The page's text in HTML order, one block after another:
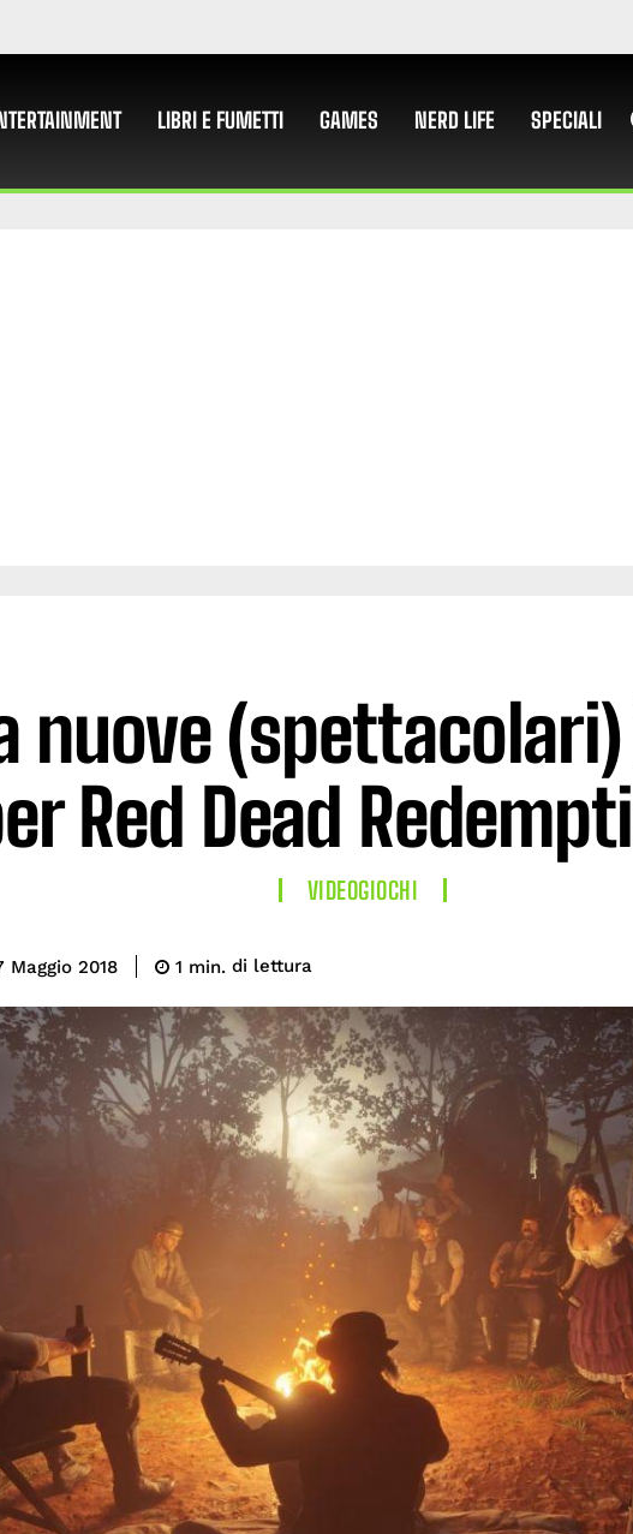
LIBRI E FUMETTI GAMES NERD LIFE SPECIALI
nuove
Red Dead
VIDEOGIOCHI
Maggio 2018 1 min. di lettura